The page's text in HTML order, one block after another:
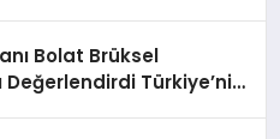
Bolat Brüksel
Değerlendirdi Türkiye’nin